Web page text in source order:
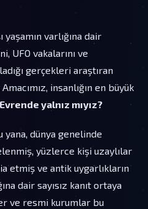
varlığına dair
UFO vakalarını ve
gerçekleri araştıran
insanlığın en büyük
Evrende yalnız mıyız?
yana, dünya genelinde
yüzlerce kişi uzaylılar
etmiş ve antik uygarlıkların
dair sayısız kanıt ortaya
ve resmi kurumlar bu